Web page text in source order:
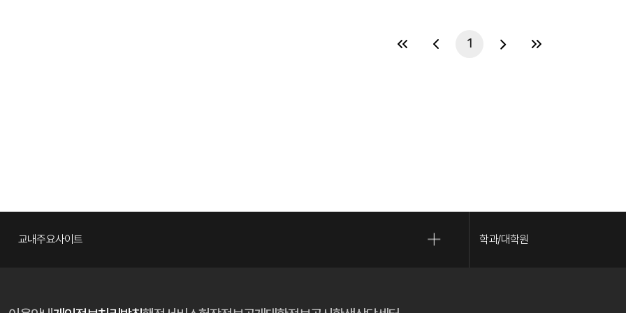
1
교내주요사이트 학과/대학원